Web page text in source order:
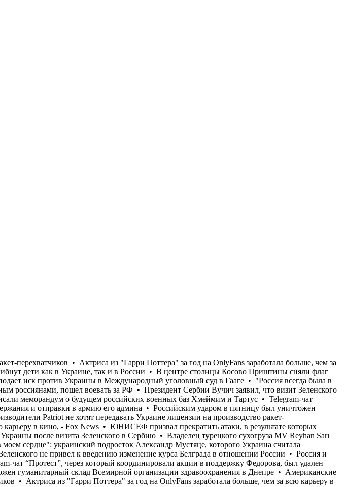
Мустяце, которого Украина считала похищенным россиянами, пошел воевать за РФ • Президент Сербии Вучич заявил, что визит Зеленского не привел к введению изменение курса Белграда в отношении России • Россия и Сирия подписали меморандум о будущем российских военных баз Хмеймим и Тартус • Telegram-чат “Протест”, через который координировали акции в поддержку Федорова, был удален после задержания и отправки в армию его админа • Российским ударом в пятницу был уничтожен гуманитарный склад Всемирной организации здравоохранения в Днепре • Американские производители Patriot не хотят передавать Украине лицензии на производство ракет-перехватчиков • Актриса из "Гарри Поттера" за год на OnlyFans заработала больше, чем за всю карьеру в кино, - Fox News • ЮНИСЕФ призвал прекратить атаки, в результате которых гибнут дети как в Украине, так и в России • В центре столицы Косово Приштины сняли флаг Украины после визита Зеленского в Сербию • Владелец турецкого сухогруза MV Reyhan Sarı подает иск против Украины в Международный уголовный суд в Гааге • "Россия всегда была в моем сердце": украинский подросток Александр Мустяце, которого Украина считала похищенным россиянами, пошел воевать за РФ • Президент Сербии Вучич заявил, что визит Зеленского не привел к введению изменение курса Белграда в отношении России • Россия и Сирия подписали меморандум о будущем российских военных баз Хмеймим и Тартус • Telegram-чат “Протест”, через который координировали акции в поддержку Федорова, был удален после задержания и отправки в армию его админа • Российским ударом в пятницу был уничтожен гуманитарный склад Всемирной организации здравоохранения в Днепре • Американские производители Patriot не хотят передавать Украине лицензии на производство ракет-перехватчиков • Актриса из "Гарри Поттера" за год на OnlyFans заработала больше, чем за всю карьеру в кино, - Fox News • ЮНИСЕФ призвал прекратить атаки, в результате которых гибнут дети как в Украине, так и в России • В центре столицы Косово Приштины сняли флаг Украины после визита Зеленского в Сербию • Владелец турецкого сухогруза MV Reyhan Sarı подает иск против Украины в Международный уголовный суд в Гааге • "Россия всегда была в моем сердце": украинский подросток Александр Мустяце, которого Украина считала похищенным россиянами, пошел воевать за РФ • Президент Сербии Вучич заявил, что визит Зеленского не привел к введению изменение курса Белграда в отношении России • Россия и Сирия подписали меморандум о будущем российских военных баз Хмеймим и Тартус • Telegram-чат “Протест”, через который координировали акции в поддержку Федорова, был удален после задержания и отправки в армию его админа • Российским ударом в пятницу был уничтожен гуманитарный склад Всемирной организации здравоохранения в Днепре • Американские производители Patriot не хотят передавать Украине лицензии на производство ракет-перехватчиков • Актриса из "Гарри Поттера" за год на OnlyFans заработала больше, чем за всю карьеру в кино, - Fox News • ЮНИСЕФ призвал прекратить атаки, в результате которых гибнут дети как в Украине, так и в России • В центре столицы Косово Приштины сняли флаг Украины после визита Зеленского в Сербию • Владелец турецкого сухогруза MV Reyhan Sarı подает иск против Украины в Международный уголовный суд в Гааге • "Россия всегда была в моем сердце": украинский подросток Александр Мустяце, которого Украина считала похищенным россиянами, пошел воевать за РФ • Президент Сербии Вучич заявил, что визит Зеленского не привел к введению изменение курса Белграда в отношении России • Россия и Сирия подписали меморандум о будущем российских военных баз Хмеймим и Тартус • Telegram-чат “Протест”, через который координировали акции в поддержку Федорова, был удален после задержания и отправки в армию его админа • Российским ударом в пятницу был уничтожен гуманитарный склад Всемирной организации здравоохранения в Днепре • Американские производители Patriot не хотят передавать Украине лицензии на производство ракет-перехватчиков • Актриса из "Гарри Поттера" за год на OnlyFans заработала больше, чем за всю карьеру в кино, - Fox News • ЮНИСЕФ призвал прекратить атаки, в результате которых гибнут дети как в Украине, так и в России • В центре столицы Косово Приштины сняли флаг Украины после визита Зеленского в Сербию • Владелец турецкого сухогруза MV Reyhan Sarı подает иск против Украины в Международный уголовный суд в Гааге • "Россия всегда была в моем сердце": украинский подросток Александр Мустяце, которого Украина считала похищенным россиянами, пошел воевать за РФ • Президент Сербии Вучич заявил, что визит Зеленского не привел к введению изменение курса Белграда в отношении России • Россия и Сирия подписали меморандум о будущем российских военных баз Хмеймим и Тартус • Telegram-чат “Протест”, через который координиров